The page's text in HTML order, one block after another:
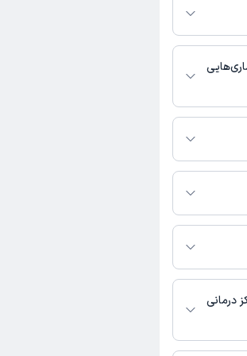
صورت فعال بودن
تماس، برنامه
پزشکی و
و زایمان
بگیرید.
الهام فرخ سرشت به
درمانی
در دسترس نیست.